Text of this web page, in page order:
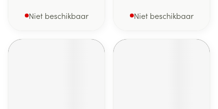
Niet beschikbaar Niet beschikbaar